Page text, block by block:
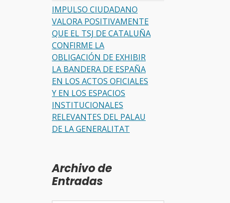
IMPULSO CIUDADANO
VALORA POSITIVAMENTE
QUE EL TSJ DE CATALUÑA
CONFIRME LA
OBLIGACIÓN DE EXHIBIR
LA BANDERA DE ESPAÑA
EN LOS ACTOS OFICIALES
Y EN LOS ESPACIOS
INSTITUCIONALES
RELEVANTES DEL PALAU
DE LA GENERALITAT
Archivo de
Entradas